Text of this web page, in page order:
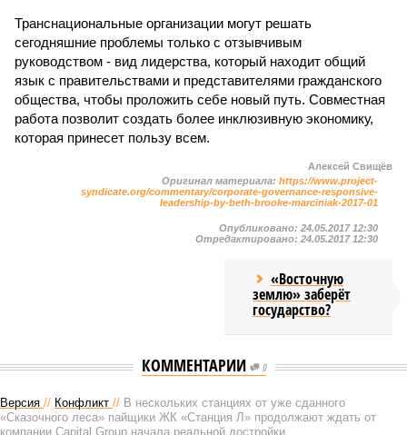
Транснациональные организации могут решать
сегодняшние проблемы только с отзывчивым
руководством - вид лидерства, который находит общий
язык с правительствами и представителями гражданского
общества, чтобы проложить себе новый путь. Совместная
работа позволит создать более инклюзивную экономику,
которая принесет пользу всем.
Алексей Свищёв
Оригинал материала: https://www.project-
syndicate.org/commentary/corporate-governance-responsive-
leadership-by-beth-brooke-marciniak-2017-01
Опубликовано: 24.05.2017 12:30
Отредактировано: 24.05.2017 12:30
«Восточную
землю» заберёт
государство?
КОММЕНТАРИИ 0
Версия // Конфликт // В нескольких станциях от уже сданного
«Сказочного леса» пайщики ЖК «Станция Л» продолжают ждать от
компании Capital Group начала реальной достройки